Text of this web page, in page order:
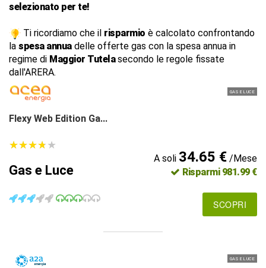
selezionato per te!
Ti ricordiamo che il risparmio è calcolato confrontando
la spesa annuadelle offerte gas con la spesa annua in
regime di Maggior Tutelasecondo le regole fissate
dall'ARERA.
GAS E LUCE
Flexy Web Edition Ga...
★★★★★
★★★★★
Gas e Luce
A soli 34.65 €/Mese
Risparmi 981.99 €
SCOPRI
GAS E LUCE